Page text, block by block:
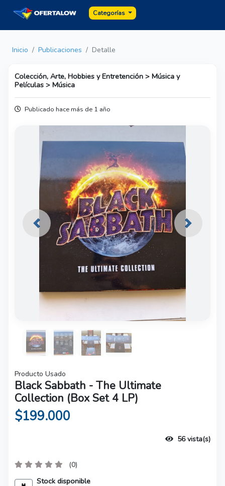
Categorías
Inicio Publicaciones Detalle
Colección, Arte, Hobbies y Entretención > Música y
Películas > Música
Publicado hace más de 1 año
Previous Next
Producto Usado
Black Sabbath - The Ultimate
Collection (Box Set 4 LP)
$199.000
56 vista(s)
(0)
Stock disponible